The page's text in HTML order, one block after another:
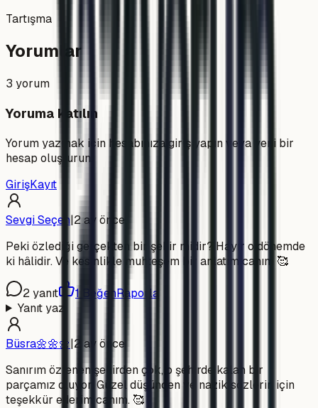
Tartışma
Yorumlar
3 yorum
Yoruma katılın
Yorum yazmak için hesabınıza giriş yapın veya yeni bir
hesap oluşturun.
GirişKayıt
Sevgi Seçen|2 ay önce
Peki özlediği gerçekten bir şehir midir? Hayır o dönemde
ki hâlidir. Ve kesinlikle muhteşem bir anlatım canım 🥰
2yanıt 1 BeğenRaporla
Yanıt yaz
Büsra🌼🌼🌼|2 ay önce
Sanırım özlenen şehirden çok, o şehirde kalan bir
parçamız oluyor. Güzel düşüncen ve nazik sözlerin için
teşekkür ederim canım. 🥰